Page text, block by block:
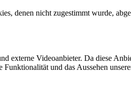
denen nicht zugestimmt wurde,
externe Videoanbieter. Da diese
und das Aussehen